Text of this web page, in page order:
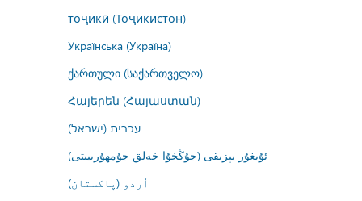
тоҷикӣ (Тоҷикистон)
Українська (Україна)
ქართული (საქართველო)
Հայերեն (Հայաստան)
עברית (ישראל)
ئۇيغۇر يېزىقى (جۇڭخۇا خەلق جۇمھۇرىيىتى)
اُردو (پاکستان)